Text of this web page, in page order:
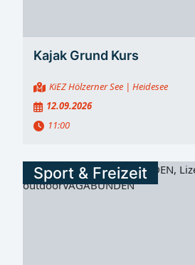
Kajak Grund Kurs
KiEZ Hölzerner See | Heidesee
12.09.2026
11:00
Sport & Freizeit